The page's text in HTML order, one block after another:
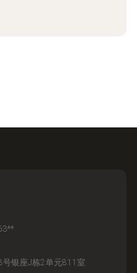
银座J栋2单元811室